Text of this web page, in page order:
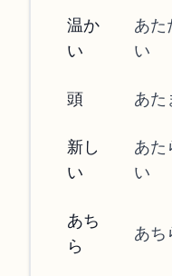
温か
い
あた
い
頭 あた
新し
い
あた
い
あち
ら
あち